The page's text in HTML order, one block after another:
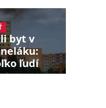
byt v
ľudí